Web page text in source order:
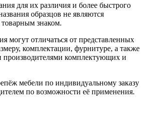
для их различия и более быстрого
образцов не являются
знаком.
могут отличаться от представленных
комплектации, фурнитуре, а также
производителями комплектующих и
мебели по индивидуальному заказу
по возможности её применения.